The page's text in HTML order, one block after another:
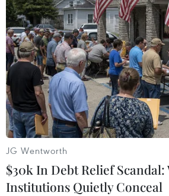
TIN LIÊN QUAN
JG Wentworth
$30k In Debt Relief
Institutions Quietly Conceal